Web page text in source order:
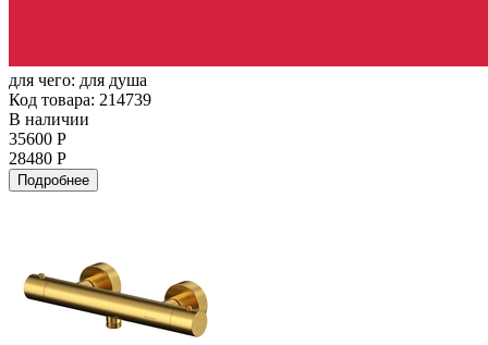
для чего: для душа
Код товара: 214739
В наличии
35600 Р
28480 Р
Подробнее